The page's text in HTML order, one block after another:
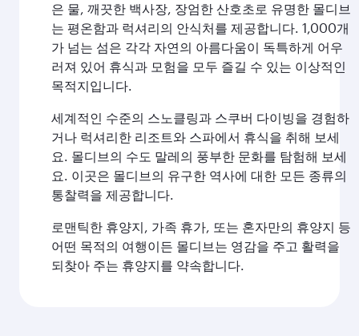
은 물, 깨끗한 백사장, 장엄한 산호초로 유명한 몰디브
는 평온함과 럭셔리의 안식처를 제공합니다. 1,000개
가 넘는 섬은 각각 자연의 아름다움이 독특하게 어우
러져 있어 휴식과 모험을 모두 즐길 수 있는 이상적인
목적지입니다.
세계적인 수준의 스노클링과 스쿠버 다이빙을 경험하
거나 럭셔리한 리조트와 스파에서 휴식을 취해 보세
요. 몰디브의 수도 말레의 풍부한 문화를 탐험해 보세
요. 이곳은 몰디브의 유구한 역사에 대한 모든 종류의
통찰력을 제공합니다.
로맨틱한 휴양지, 가족 휴가, 또는 혼자만의 휴양지 등
어떤 목적의 여행이든 몰디브는 영감을 주고 활력을
되찾아 주는 휴양지를 약속합니다.